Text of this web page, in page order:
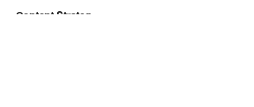
Content Strategy